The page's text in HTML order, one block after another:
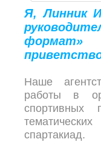
Я, Линник
Наше
работы в
спортивных
спартакиад.